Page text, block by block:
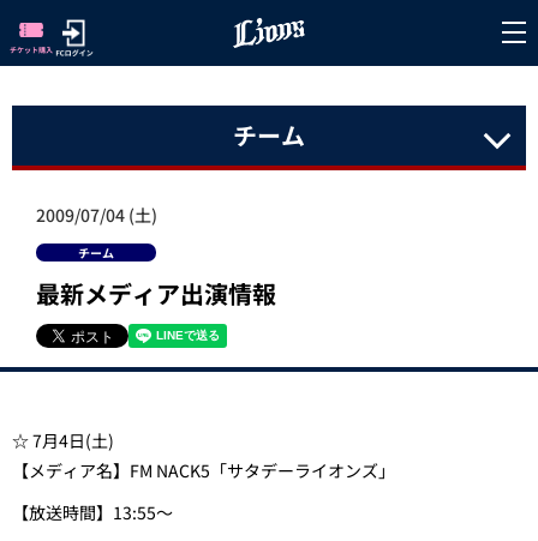
チーム
2009/07/04 (土)
チーム
最新メディア出演情報
☆ 7月4日(土)
【メディア名】FM NACK5「サタデーライオンズ」
【放送時間】13:55～